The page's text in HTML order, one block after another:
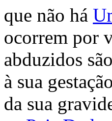
que não há
ocorrem por
abduzidos
à sua
da sua